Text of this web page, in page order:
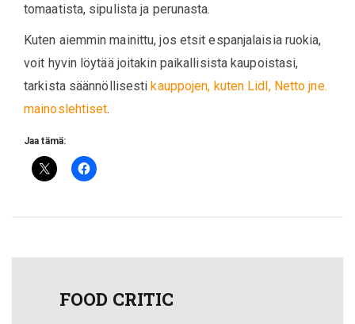
tomaatista, sipulista ja perunasta.
Kuten aiemmin mainittu, jos etsit espanjalaisia ruokia,
voit hyvin löytää joitakin paikallisista kaupoistasi,
tarkista säännöllisesti kauppojen, kuten Lidl, Netto jne.
mainoslehtiset.
Jaa tämä:
FOOD CRITIC